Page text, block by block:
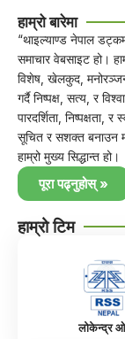
हाम्रो बारेमा
“थाइल्याण्ड नेपाल
समाचार वेबसाइट हो।
विशेष, खेलकुद,
गर्दै निष्पक्ष, सत्य, र
पारदर्शिता,
सूचित र सशक्त बनाउन
हाम्रो मुख्य सिद्धान्त हो।
पूरा पढ्नुहोस् »
हाम्रो टिम
लोकेन्द्र